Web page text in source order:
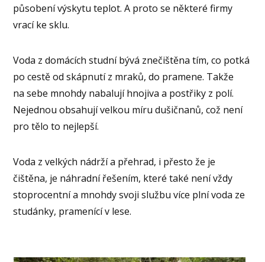
působení výskytu teplot. A proto se některé firmy
vrací ke sklu.
Voda z domácích studní bývá znečištěna tím, co potká
po cestě od skápnutí z mraků, do pramene. Takže
na sebe mnohdy nabalují hnojiva a postřiky z polí.
Nejednou obsahují velkou míru dušičnanů, což není
pro tělo to nejlepší.
Voda z velkých nádrží a přehrad, i přesto že je
čištěna, je náhradní řešením, které také není vždy
stoprocentní a mnohdy svoji službu více plní voda ze
studánky, pramenící v lese.